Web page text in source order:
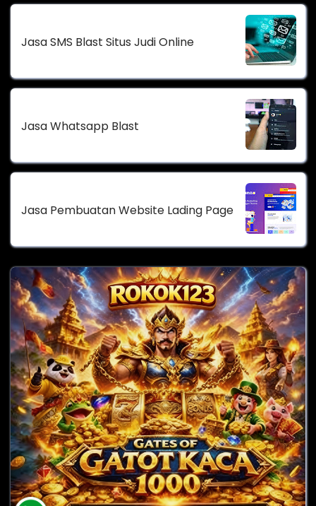
Jasa SMS Blast Situs Judi Online
Jasa Whatsapp Blast
Jasa Pembuatan Website Lading Page